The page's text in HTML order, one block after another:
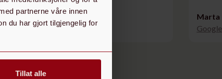
partnerne våre innen
du har gjort tilgjengelig for
Tillat alle
J.
Reviews
Marta